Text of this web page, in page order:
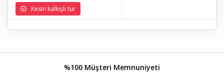
Kesin kalkışlı tur
%100 Müşteri Memnuniyeti